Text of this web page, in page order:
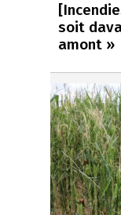
soit
amont »